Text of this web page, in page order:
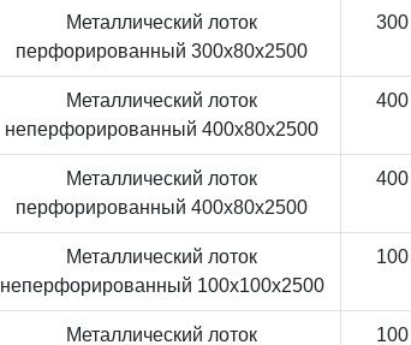
Металлический лоток
перфорированный 300x80x2500
300
Металлический лоток
неперфорированный 400x80x2500
400
Металлический лоток
перфорированный 400x80x2500
400
Металлический лоток
неперфорированный 100x100x2500
100
Металлический лоток
100